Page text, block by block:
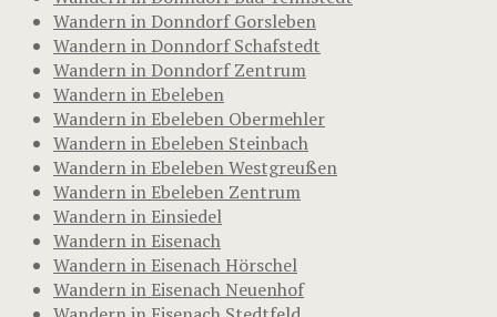
Wandern in Donndorf Gorsleben
Wandern in Donndorf Schafstedt
Wandern in Donndorf Zentrum
Wandern in Ebeleben
Wandern in Ebeleben Obermehler
Wandern in Ebeleben Steinbach
Wandern in Ebeleben Westgreußen
Wandern in Ebeleben Zentrum
Wandern in Einsiedel
Wandern in Eisenach
Wandern in Eisenach Hörschel
Wandern in Eisenach Neuenhof